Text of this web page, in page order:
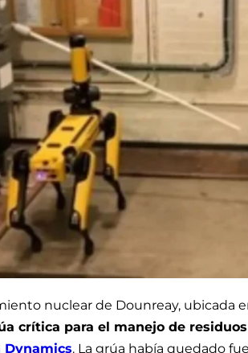
nuclear de Dounreay, ubicada
crítica para el manejo de
Dynamics. La grúa había quedado